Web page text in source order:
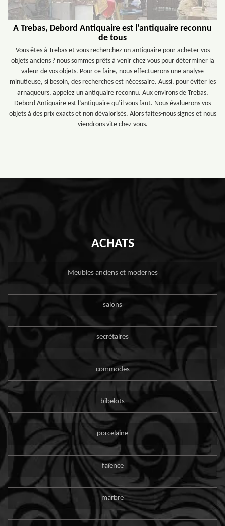
A Trebas, Debord Antiquaire est l’antiquaire reconnu
de tous
Vous êtes à Trebas et vous recherchez un antiquaire pour acheter vos
objets anciens ? nous sommes prêts à venir chez vous pour déterminer la
valeur de vos objets. Pour ce faire, nous effectuerons une analyse
minutieuse, si besoin, des recherches est nécessaire. Aussi, pour éviter les
arnaqueurs, appelez un antiquaire reconnu. Aux environs de Trebas,
Debord Antiquaire est l’antiquaire qu’il vous faut. Nous évaluerons vos
objets à des prix exacts et non dévalorisés. Alors faites-nous signes et nous
viendrons vite chez vous.
ACHATS
Meubles anciens et modernes
salons
secrétaires
commodes
bibelots
porcelaine
faïence
marbre